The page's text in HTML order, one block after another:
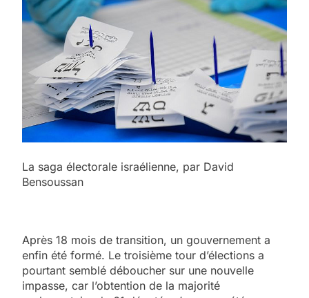
La saga électorale israélienne, par David
Bensoussan
Après 18 mois de transition, un gouvernement a
enfin été formé. Le troisième tour d’élections a
pourtant semblé déboucher sur une nouvelle
impasse, car l’obtention de la majorité